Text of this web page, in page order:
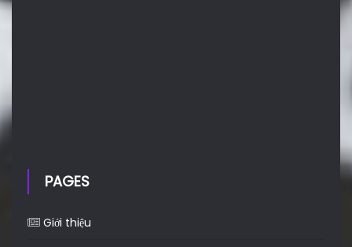
PAGES
Giới thiệu